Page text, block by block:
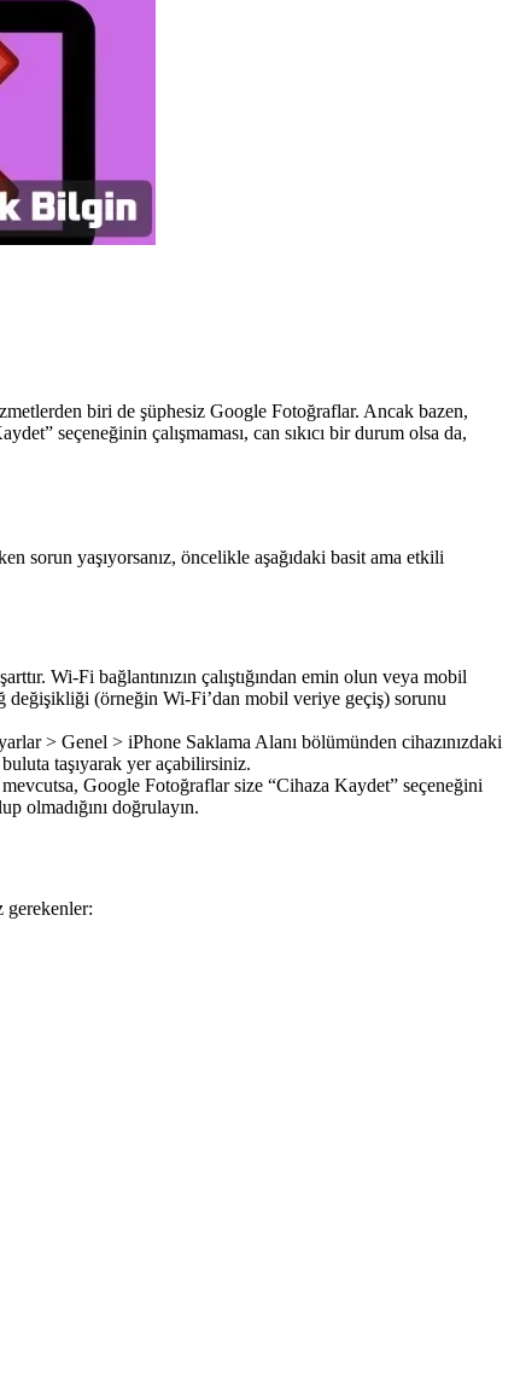
biri de şüphesiz Google Fotoğraflar. Ancak bazen,
seçeneğinin çalışmaması, can sıkıcı bir durum olsa da,
sorun yaşıyorsanız, öncelikle aşağıdaki basit ama etkili
Wi-Fi bağlantınızın çalıştığından emin olun veya mobil
değişikliği (örneğin Wi-Fi’dan mobil veriye geçiş) sorunu
> Genel > iPhone Saklama Alanı bölümünden cihazınızdaki
taşıyarak yer açabilirsiniz.
Google Fotoğraflar size “Cihaza Kaydet” seçeneğini
olmadığını doğrulayın.
gerekenler: